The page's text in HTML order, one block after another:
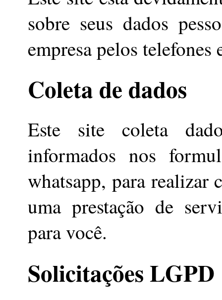
sobre seus dados
empresa pelos
Coleta de dados
Este site coleta
informados nos
whatsapp, para realizar
uma prestação de
para você.
Solicitações LGPD